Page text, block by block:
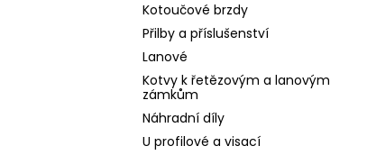
Kotoučové brzdy
Přilby a příslušenství
Lanové
Kotvy k řetězovým a lanovým
zámkům
Náhradní díly
U profilové a visací